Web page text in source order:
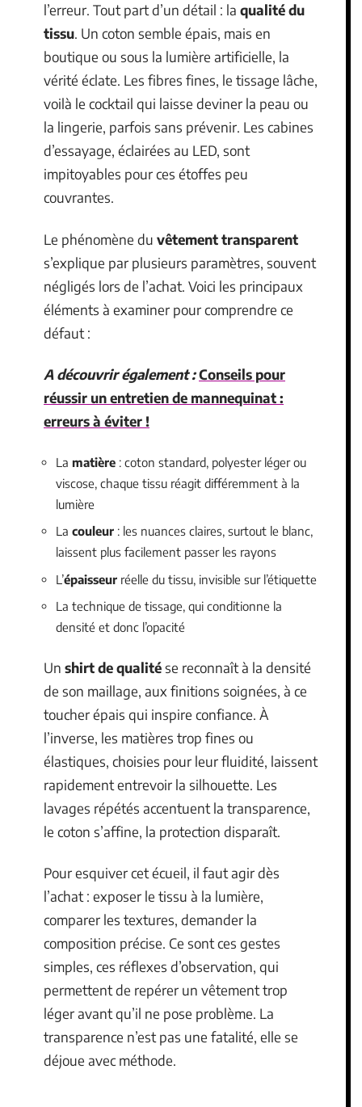
l’erreur. Tout part d’un détail : la qualité du
tissu. Un coton semble épais, mais en
boutique ou sous la lumière artificielle, la
vérité éclate. Les fibres fines, le tissage lâche,
voilà le cocktail qui laisse deviner la peau ou
la lingerie, parfois sans prévenir. Les cabines
d’essayage, éclairées au LED, sont
impitoyables pour ces étoffes peu
couvrantes.
Le phénomène du vêtement transparent
s’explique par plusieurs paramètres, souvent
négligés lors de l’achat. Voici les principaux
éléments à examiner pour comprendre ce
défaut :
A découvrir également :Conseils pour
réussir un entretien de mannequinat :
erreurs à éviter !
La matière : coton standard, polyester léger ou
viscose, chaque tissu réagit différemment à la
lumière
La couleur : les nuances claires, surtout le blanc,
laissent plus facilement passer les rayons
L’épaisseur réelle du tissu, invisible sur l’étiquette
La technique de tissage, qui conditionne la
densité et donc l’opacité
Un shirt de qualitése reconnaît à la densité
de son maillage, aux finitions soignées, à ce
toucher épais qui inspire confiance. À
l’inverse, les matières trop fines ou
élastiques, choisies pour leur fluidité, laissent
rapidement entrevoir la silhouette. Les
lavages répétés accentuent la transparence,
le coton s’affine, la protection disparaît.
Pour esquiver cet écueil, il faut agir dès
l’achat : exposer le tissu à la lumière,
comparer les textures, demander la
composition précise. Ce sont ces gestes
simples, ces réflexes d’observation, qui
permettent de repérer un vêtement trop
léger avant qu’il ne pose problème. La
transparence n’est pas une fatalité, elle se
déjoue avec méthode.